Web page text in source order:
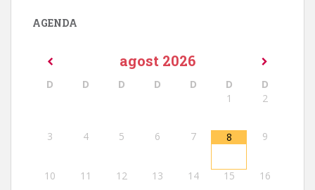
AGENDA
agost 2026
D D D D D D
D
1
2
3 4 5 6 7 8 9
10 11 12 13 14 15 16